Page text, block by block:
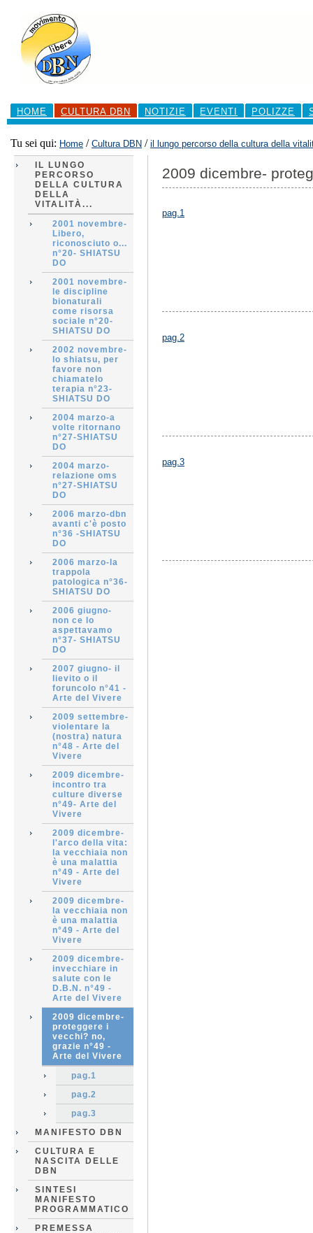
contenuti.
navigazione
Sezioni
HOME
CULTURA DBN NOTIZIE EVENTI POLIZZE
Tu sei qui: Home / Cultura DBN / il lungo percorso della cultura della
IL LUNGO
PERCORSO
DELLA CULTURA
DELLA
VITALITÀ...
2001 novembre-
Libero,
riconosciuto o...
n°20- SHIATSU
DO
2001 novembre-
le discipline
bionaturali
come risorsa
sociale n°20-
SHIATSU DO
2002 novembre-
lo shiatsu, per
favore non
chiamatelo
terapia n°23-
SHIATSU DO
2004 marzo-a
volte ritornano
n°27-SHIATSU
DO
2004 marzo-
relazione oms
n°27-SHIATSU
DO
2006 marzo-dbn
avanti c'è posto
n°36 -SHIATSU
DO
2006 marzo-la
trappola
patologica n°36-
SHIATSU DO
2006 giugno-
non ce lo
aspettavamo
n°37- SHIATSU
DO
2007 giugno- il
lievito o il
foruncolo n°41 -
Arte del Vivere
2009 settembre-
violentare la
(nostra) natura
n°48 - Arte del
Vivere
2009 dicembre-
incontro tra
culture diverse
n°49- Arte del
Vivere
2009 dicembre-
l'arco della vita:
la vecchiaia non
è una malattia
n°49 - Arte del
Vivere
2009 dicembre-
la vecchiaia non
è una malattia
n°49 - Arte del
Vivere
2009 dicembre-
invecchiare in
salute con le
D.B.N. n°49 -
Arte del Vivere
2009 dicembre-
proteggere i
vecchi? no,
grazie n°49 -
Arte del Vivere
pag.1
pag.2
pag.3
MANIFESTO DBN
CULTURA E
NASCITA DELLE
DBN
SINTESI
MANIFESTO
PROGRAMMATICO
PREMESSA
2009 dicembre-
pag.1
pag.2
pag.3